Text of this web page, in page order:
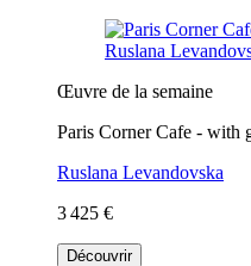
Œuvre de la semaine
Paris Corner Cafe - with
Ruslana Levandovska
3 425 €
Découvrir